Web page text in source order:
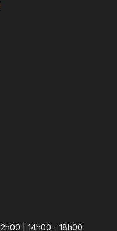
| 14h00 - 18h00